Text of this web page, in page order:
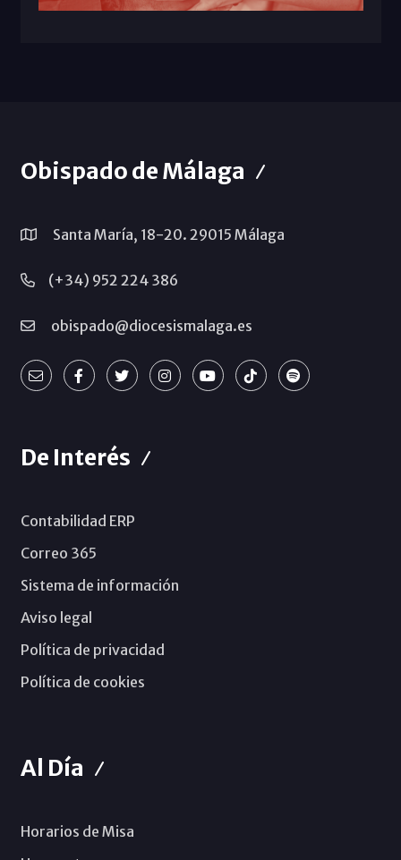
Obispado de Málaga
Santa María, 18-20. 29015 Málaga
(+34) 952 224 386
obispado@diocesismalaga.es
De Interés
Contabilidad ERP
Correo 365
Sistema de información
Aviso legal
Política de privacidad
Política de cookies
Al Día
Horarios de Misa